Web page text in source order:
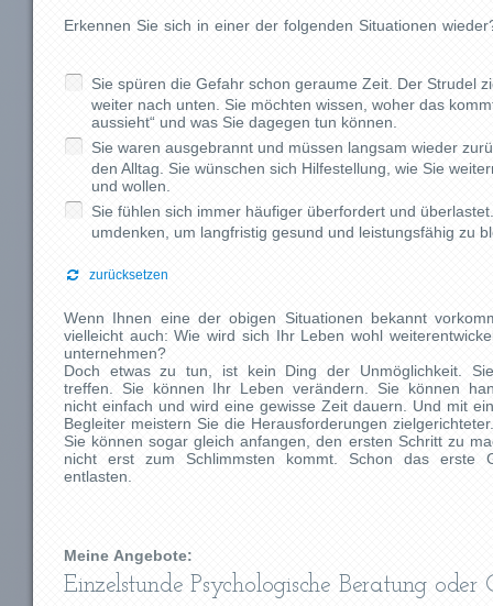
Erkennen Sie sich in einer der folgenden Situationen
Sie spüren die Gefahr schon geraume Zeit. Der Strudel
weiter nach unten. Sie möchten wissen, woher das
aussieht“ und was Sie dagegen tun können.
Sie waren ausgebrannt und müssen langsam wieder
den Alltag. Sie wünschen sich Hilfestellung, wie Sie
und wollen.
Sie fühlen sich immer häufiger überfordert und
umdenken, um langfristig gesund und leistungsfähig zu
zurücksetzen
Wenn Ihnen eine der obigen Situationen bekannt
vielleicht auch: Wie wird sich Ihr Leben wohl
unternehmen?
Doch etwas zu tun, ist kein Ding der Unmöglichkeit.
treffen. Sie können Ihr Leben verändern. Sie können
nicht einfach und wird eine gewisse Zeit dauern. Und mit
Begleiter meistern Sie die Herausforderungen zielgerichteter.
Sie können sogar gleich anfangen, den ersten Schritt zu
nicht erst zum Schlimmsten kommt. Schon das erste
entlasten.
Meine Angebote:
Einzelstunde Psychologische Beratung oder